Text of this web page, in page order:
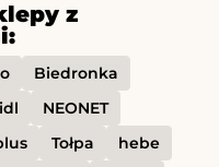
z
Biedronka
NEONET
Tołpa
hebe